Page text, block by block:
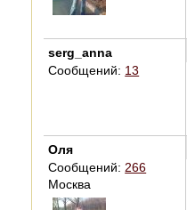
serg_anna
Сообщений: 13
Оля
Сообщений: 266
Москва